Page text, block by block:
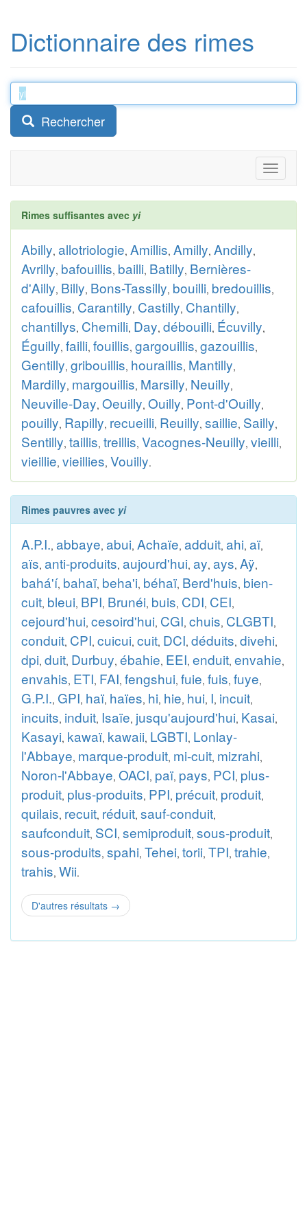
Dictionnaire des rimes
Rechercher
Toggle
Rimes suffisantes avec yi
Abilly, allotriologie, Amillis, Amilly, Andilly,
Avrilly, bafouillis, bailli, Batilly, Bernières-
d'Ailly, Billy, Bons-Tassilly, bouilli, bredouillis,
cafouillis, Carantilly, Castilly, Chantilly,
chantillys, Chemilli, Day, débouilli, Écuvilly,
Éguilly, failli, fouillis, gargouillis, gazouillis,
Gentilly, gribouillis, houraillis, Mantilly,
Mardilly, margouillis, Marsilly, Neuilly,
Neuville-Day, Oeuilly, Ouilly, Pont-d'Ouilly,
pouilly, Rapilly, recueilli, Reuilly, saillie, Sailly,
Sentilly, taillis, treillis, Vacognes-Neuilly, vieilli,
vieillie, vieillies, Vouilly.
Rimes pauvres avec yi
A.P.I., abbaye, abui, Achaïe, adduit, ahi, aï,
aïs, anti-produits, aujourd'hui, ay, ays, Aÿ,
bahá'í, bahaï, beha'i, béhaï, Berd'huis, bien-
cuit, bleui, BPI, Brunéi, buis, CDI, CEI,
cejourd'hui, cesoird'hui, CGI, chuis, CLGBTI,
conduit, CPI, cuicui, cuit, DCI, déduits, divehi,
dpi, duit, Durbuy, ébahie, EEI, enduit, envahie,
envahis, ETI, FAI, fengshui, fuie, fuis, fuye,
G.P.I., GPI, haï, haïes, hi, hie, hui, I, incuit,
incuits, induit, Isaïe, jusqu'aujourd'hui, Kasai,
Kasayi, kawaï, kawaii, LGBTI, Lonlay-
l'Abbaye, marque-produit, mi-cuit, mizrahi,
Noron-l'Abbaye, OACI, paï, pays, PCI, plus-
produit, plus-produits, PPI, précuit, produit,
quilais, recuit, réduit, sauf-conduit,
saufconduit, SCI, semiproduit, sous-produit,
sous-produits, spahi, Tehei, torii, TPI, trahie,
trahis, Wii.
D'autres résultats →